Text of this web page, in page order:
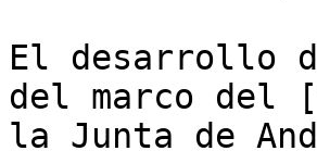
El desarrollo
del marco del
la Junta de